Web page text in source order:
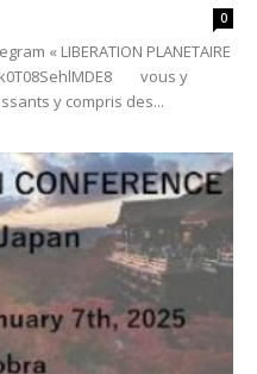
0
« LIBERATION PLANETAIRE
vous y
y compris des...